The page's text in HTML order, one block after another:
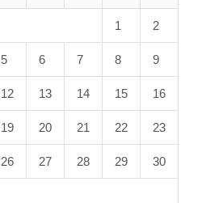
1 2
5 6 7 8 9
12 13 14 15 16
19 20 21 22 23
26 27 28 29 30